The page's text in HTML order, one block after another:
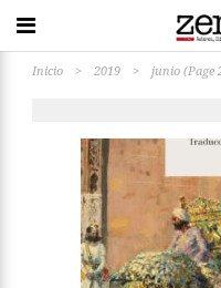
Inicio > 2019 > junio (Page